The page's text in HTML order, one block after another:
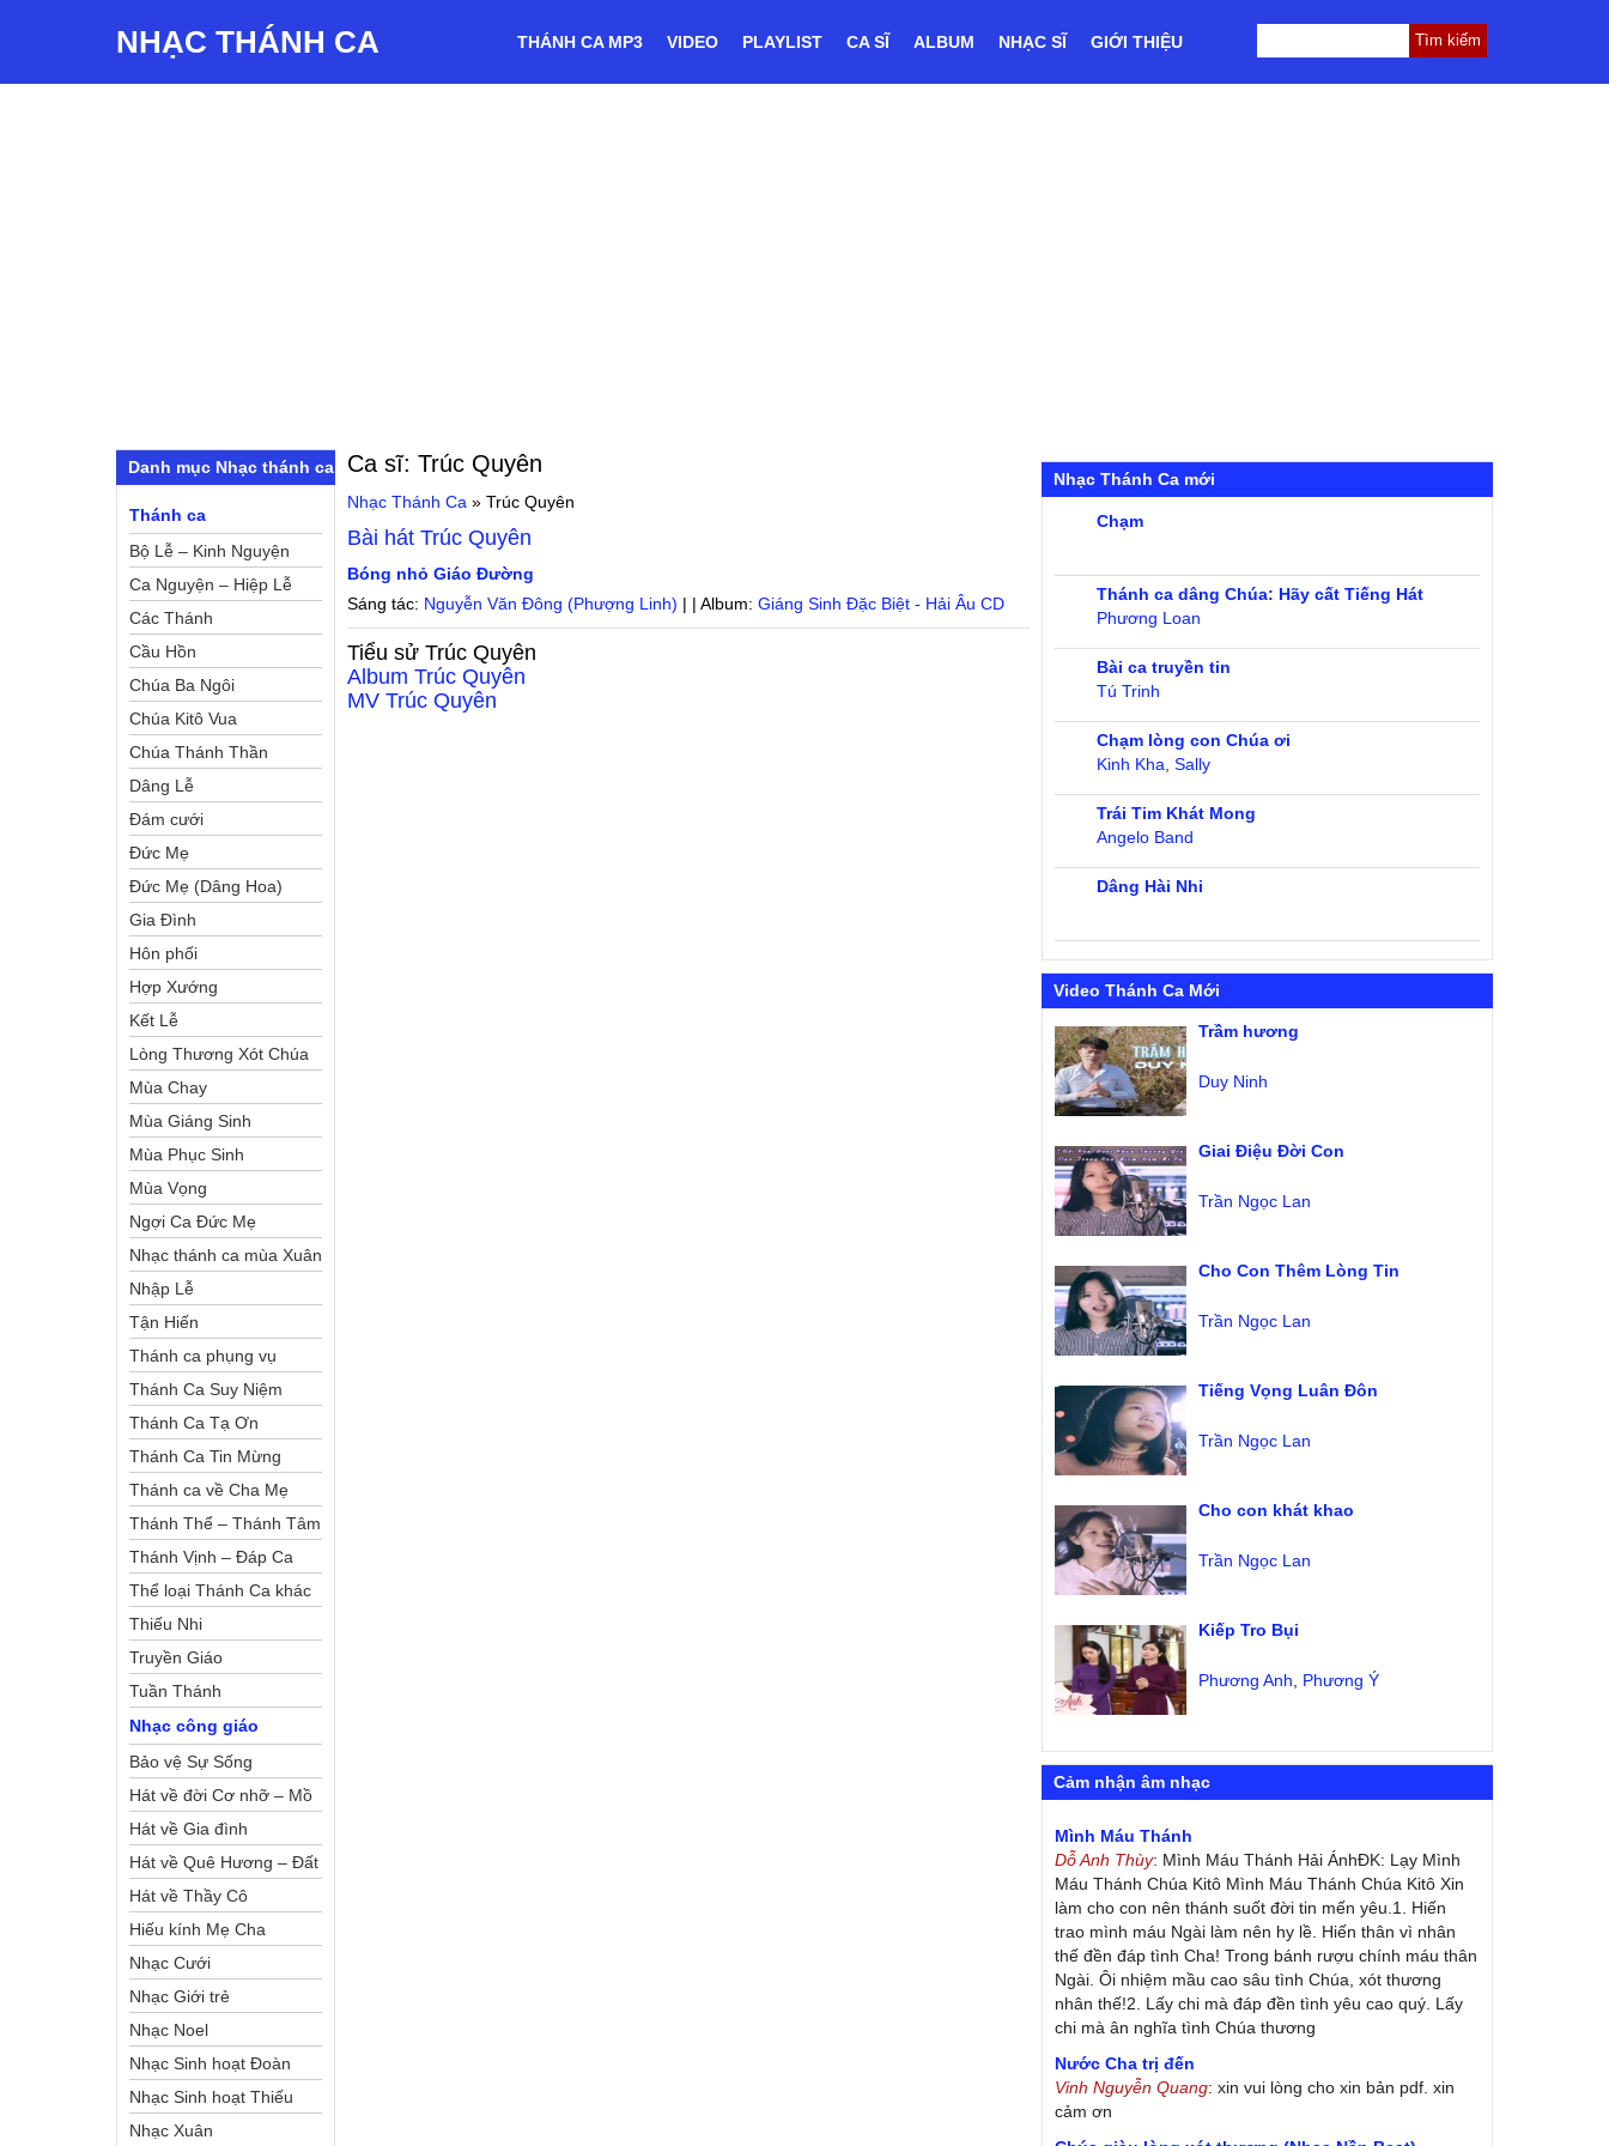
NHẠC THÁNH CA THÁNH CA MP3 VIDEO PLAYLIST CA SĨ ALBUM NHẠC SĨ GIỚI THIỆU
Ca sĩ:Trúc Quyên
Nhạc Thánh Ca »Trúc Quyên
Bài hátTrúc Quyên
Bóng nhỏ Giáo Đường
Sáng tác: Nguyễn Văn Đông (Phượng Linh) | | Album:Giáng Sinh Đặc Biệt - Hải Âu CD
Tiểu sửTrúc Quyên
AlbumTrúc Quyên
MVTrúc Quyên
Danh mục Nhạc thánh ca
Thánh ca
Bộ Lễ – Kinh Nguyện
Ca Nguyện – Hiệp Lễ
Các Thánh
Cầu Hồn
Chúa Ba Ngôi
Chúa Kitô Vua
Chúa Thánh Thần
Dâng Lễ
Đám cưới
Đức Mẹ
Đức Mẹ (Dâng Hoa)
Gia Đình
Hôn phối
Hợp Xướng
Kết Lễ
Lòng Thương Xót Chúa
Mùa Chay
Mùa Giáng Sinh
Mùa Phục Sinh
Mùa Vọng
Ngợi Ca Đức Mẹ
Nhạc thánh ca mùa Xuân
Nhập Lễ
Tận Hiến
Thánh ca phụng vụ
Thánh Ca Suy Niệm
Thánh Ca Tạ Ơn
Thánh Ca Tin Mừng
Thánh ca về Cha Mẹ
Thánh Thể – Thánh Tâm
Thánh Vịnh – Đáp Ca
Thể loại Thánh Ca khác
Thiếu Nhi
Truyền Giáo
Tuần Thánh
Nhạc công giáo
Bảo vệ Sự Sống
Hát về đời Cơ nhỡ – Mồ
côi
Hát về Gia đình
Hát về Quê Hương – Đất
Nước
Hát về Thầy Cô
Hiếu kính Mẹ Cha
Nhạc Cưới
Nhạc Giới trẻ
Nhạc Noel
Nhạc Sinh hoạt Đoàn
Thể Công Giáo
Nhạc Sinh hoạt Thiếu
Nhi
Nhạc Xuân
Nhạc Thánh Ca mới
Chạm
Thánh ca dâng Chúa: Hãy cất Tiếng Hát
Phương Loan
Bài ca truyền tin
Tú Trinh
Chạm lòng con Chúa ơi
Kinh Kha ,Sally
Trái Tim Khát Mong
Angelo Band
Dâng Hài Nhi
Video Thánh Ca Mới
Trầm hương
Duy Ninh
Giai Điệu Đời Con
Trần Ngọc Lan
Cho Con Thêm Lòng Tin
Trần Ngọc Lan
Tiếng Vọng Luân Đôn
Trần Ngọc Lan
Cho con khát khao
Trần Ngọc Lan
Kiếp Tro Bụi
Phương Anh Phương Ý
Cảm nhận âm nhạc
Mình Máu Thánh
Dỗ Anh Thùy: Mình Máu Thánh Hải ÁnhĐK: Lạy Mình
Máu Thánh Chúa Kitô Mình Máu Thánh Chúa Kitô Xin
làm cho con nên thánh suốt đời tin mến yêu.1. Hiến
trao mình máu Ngài làm nên hy lề. Hiến thân vì nhân
thế đền đáp tình Cha! Trong bánh rượu chính máu thân
Ngài. Ôi nhiệm mầu cao sâu tình Chúa, xót thương
nhân thế!2. Lấy chi mà đáp đền tình yêu cao quý. Lấy
chi mà ân nghĩa tình Chúa thương
Nước Cha trị đến
Vinh Nguyễn Quang: xin vui lòng cho xin bản pdf. xin
cảm ơn